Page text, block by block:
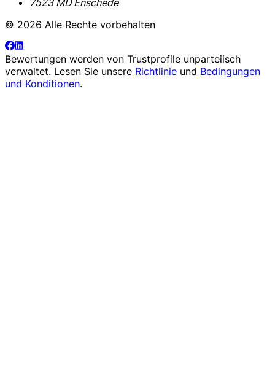
7523 MD Enschede
© 2026 Alle Rechte vorbehalten
Bewertungen werden von Trustprofile unparteiisch
verwaltet. Lesen Sie unsere Richtlinie und Bedingungen
und Konditionen.